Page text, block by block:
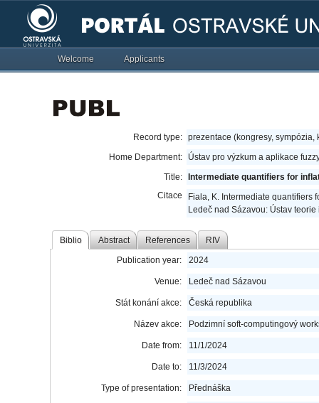
Welcome Applicants
Record type: prezentace (kongresy, sympózia,
Home Department:
Ústav pro výzkum a aplikace
Title:
Intermediate quantifiers for
Citace
Fiala, K. Intermediate quantifiers
Ledeč nad Sázavou: Ústav
Biblio Abstract References RIV
Publication year: 2024
Venue: Ledeč nad Sázavou
Stát konání akce: Česká republika
Název akce: Podzimní soft-computingový
Date from: 11/1/2024
Date to: 11/3/2024
Type of presentation: Přednáška